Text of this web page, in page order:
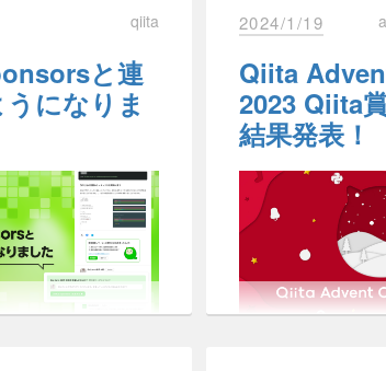
にご利用いただけるよう、広告表示の最適化に
点がございましたら、お気軽にフィードバックを
意見をもとに、改善を重ねていく予定です。
GAAD_jp/
セシビリ
み
セシビリティ改善に
ちらのブログをご
善プロジェクトを
Blog
加えて、Qiitaは技
環境や状態に関わ
用できるようにす
の共有をより促進
す。
Qiitaのこ
り組み
は一時的に Qiita,
にアクセスする
迷惑をおかけしま
いいたします。
Hatena
Pocket
プライバシ
個人情報保護
ドライン一部
理措置を行う
を修正
当社が取得し
としている個
人データとし
しているもの
措置を行う旨
その他、文章
ジェスト機能をオ
て公開したことを
をご利用いただ
してくださったユ
とうございました
のブログ記事はこ
本日はQiitaのカラ
たことについてお知
Qiita運営メンバー
を最高に幸せにす
達成するため、日
ティ改善の議論を重
今回は、Qiitaのア
題の1つである、「
コントラスト（最
けての第一歩であ
変更を行いました。
qiita
と連
になりま
2024/1/19
Qiita
2023 Qiita
結果発表！